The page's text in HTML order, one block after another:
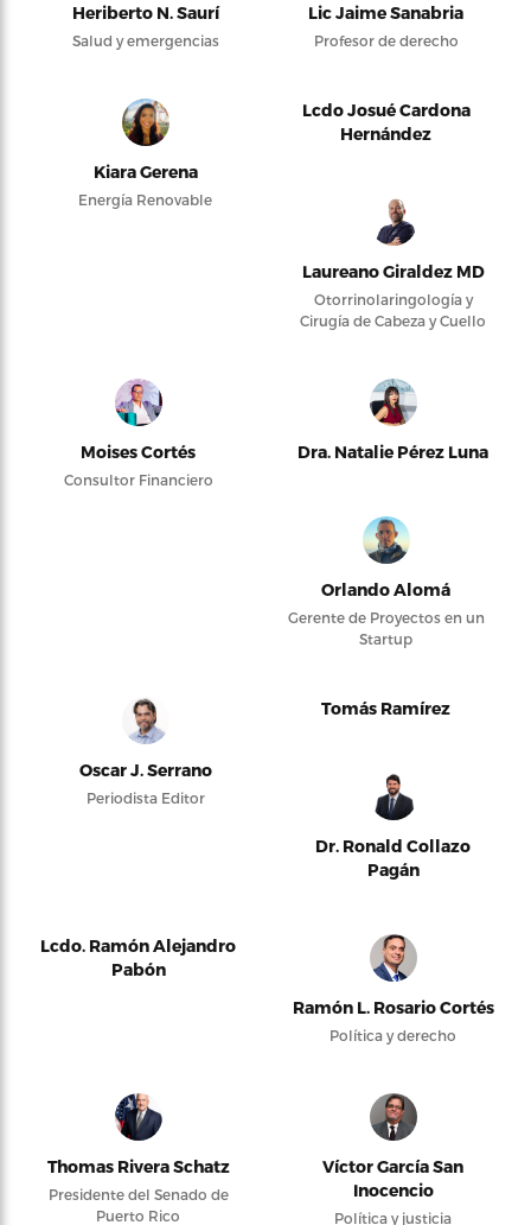
Heriberto N. Saurí
Salud y emergencias
Lic Jaime Sanabria
Profesor de derecho
Kiara Gerena
Energía Renovable
Lcdo Josué Cardona
Hernández
Laureano Giraldez MD
Otorrinolaringología y
Cirugía de Cabeza y Cuello
Moises Cortés
Consultor Financiero
Dra. Natalie Pérez Luna
Orlando Alomá
Gerente de Proyectos en un
Startup
Oscar J. Serrano
Periodista Editor
Tomás Ramírez
Dr. Ronald Collazo
Pagán
Lcdo. Ramón Alejandro
Pabón
Ramón L. Rosario Cortés
Política y derecho
Thomas Rivera Schatz
Presidente del Senado de
Puerto Rico
Víctor García San
Inocencio
Política y justicia